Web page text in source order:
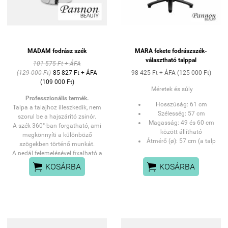
Talp: 45 x 45 cm
MADAM fodrász szék
101 575 Ft + ÁFA
(129 000 Ft) 85 827 Ft + ÁFA
(109 000 Ft)
Professzionális termék.
Talpa a talajhoz illeszkedik, nem
szorul be a hajszárító zsinór.
A szék 360°-ban forgatható, ami
megkönnyíti a különböző
szögekben történő munkát.
A pedál felemelésével fixalható a
szék poziciója.
Ives kialakítású fodrászszék,
 KOSÁRBA
MARA fekete fodrászszék-
választható talppal
98 425 Ft + ÁFA (125 000 Ft)
Méretek és súly
Hosszúság: 61 cm
Szélesség: 57 cm
Magasság: 49 és 60 cm
között állítható
Átmérő (ø): 57 cm (a talp
Súly:18,6 kg
 KOSÁRBA